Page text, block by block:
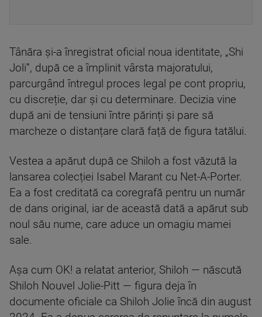
Tânăra și-a înregistrat oficial noua identitate, „Shi
Joli”, după ce a împlinit vârsta majoratului,
parcurgând întregul proces legal pe cont propriu,
cu discreție, dar și cu determinare. Decizia vine
după ani de tensiuni între părinți și pare să
marcheze o distanțare clară față de figura tatălui.
Vestea a apărut după ce Shiloh a fost văzută la
lansarea colecției Isabel Marant cu Net-A-Porter.
Ea a fost creditată ca coregrafă pentru un număr
de dans original, iar de această dată a apărut sub
noul său nume, care aduce un omagiu mamei
sale.
Așa cum OK! a relatat anterior, Shiloh — născută
Shiloh Nouvel Jolie-Pitt — figura deja în
documente oficiale ca Shiloh Jolie încă din august